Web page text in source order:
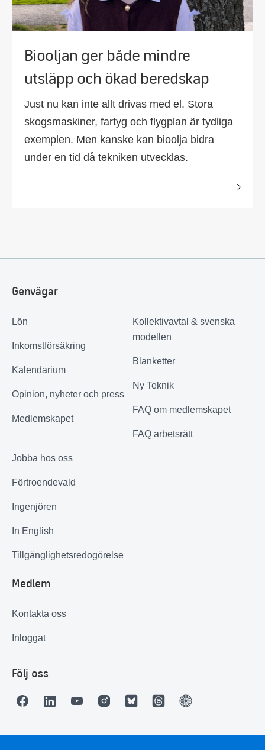
Biooljan ger både mindre
utsläpp och ökad beredskap
Just nu kan inte allt drivas med el. Stora
skogsmaskiner, fartyg och flygplan är tydliga
exemplen. Men kanske kan bioolja bidra
under en tid då tekniken utvecklas.
Genvägar
Lön
Inkomstförsäkring
Kalendarium
Opinion, nyheter och press
Medlemskapet
Kollektivavtal & svenska
modellen
Blanketter
Ny Teknik
FAQ om medlemskapet
FAQ arbetsrätt
Jobba hos oss
Förtroendevald
Ingenjören
In English
Tillgänglighetsredogörelse
Medlem
Kontakta oss
Inloggat
Följ oss